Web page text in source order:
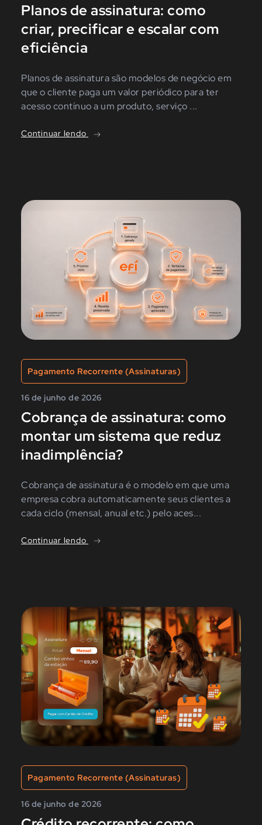
Planos de assinatura: como
criar, precificar e escalar com
eficiência
Planos de assinatura são modelos de negócio em
que o cliente paga um valor periódico para ter
acesso contínuo a um produto, serviço ...
Continuar lendo
Pagamento Recorrente (Assinaturas)
16 de junho de 2026
Cobrança de assinatura: como
montar um sistema que reduz
inadimplência?
Cobrança de assinatura é o modelo em que uma
empresa cobra automaticamente seus clientes a
cada ciclo (mensal, anual etc.) pelo aces...
Continuar lendo
Pagamento Recorrente (Assinaturas)
16 de junho de 2026